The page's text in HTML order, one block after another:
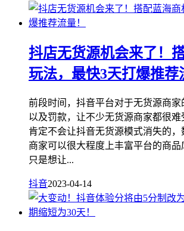
抖店无货源机会来了！
玩法，最快3天打爆推荐
前段时间，抖音平台对于无货源商家
以及罚款，让不少无货源商家都很
肯定不会让抖音无货源模式消失的
商家可以很大程度上丰富平台的商品
只是想让...
抖音2023-04-14